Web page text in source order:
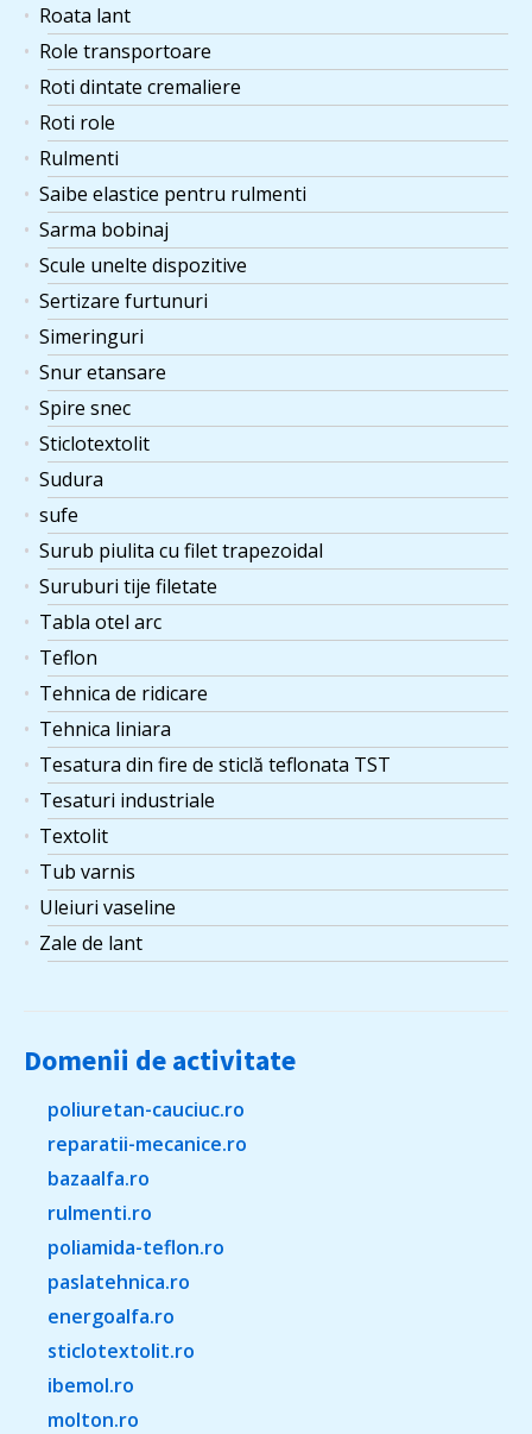
Roata lant
Role transportoare
Roti dintate cremaliere
Roti role
Rulmenti
Saibe elastice pentru rulmenti
Sarma bobinaj
Scule unelte dispozitive
Sertizare furtunuri
Simeringuri
Snur etansare
Spire snec
Sticlotextolit
Sudura
sufe
Surub piulita cu filet trapezoidal
Suruburi tije filetate
Tabla otel arc
Teflon
Tehnica de ridicare
Tehnica liniara
Tesatura din fire de sticlă teflonata TST
Tesaturi industriale
Textolit
Tub varnis
Uleiuri vaseline
Zale de lant
Domenii de activitate
poliuretan-cauciuc.ro
reparatii-mecanice.ro
bazaalfa.ro
rulmenti.ro
poliamida-teflon.ro
paslatehnica.ro
energoalfa.ro
sticlotextolit.ro
ibemol.ro
molton.ro